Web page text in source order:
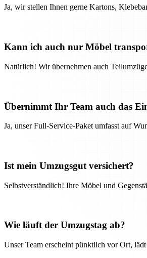
Ja, wir stellen Ihnen gerne Kartons,
Kann ich auch nur Möbel
Natürlich! Wir übernehmen auch
Übernimmt Ihr Team auch das
Ja, unser Full-Service-Paket umfasst auf
Ist mein Umzugsgut versichert?
Selbstverständlich! Ihre Möbel und
Wie läuft der Umzugstag ab?
Unser Team erscheint pünktlich vor Ort,